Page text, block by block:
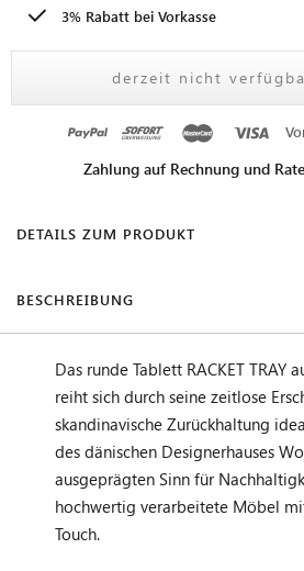
3% Rabatt bei Vorkasse
derzeit nicht
Zahlung auf Rechnung und
DETAILS ZUM PRODUKT
BESCHREIBUNG
Das runde Tablett RACKET TRAY
reiht sich durch seine zeitlose
skandinavische Zurückhaltung
des dänischen Designerhauses
ausgeprägten Sinn für
hochwertig verarbeitete Möbel
Touch.